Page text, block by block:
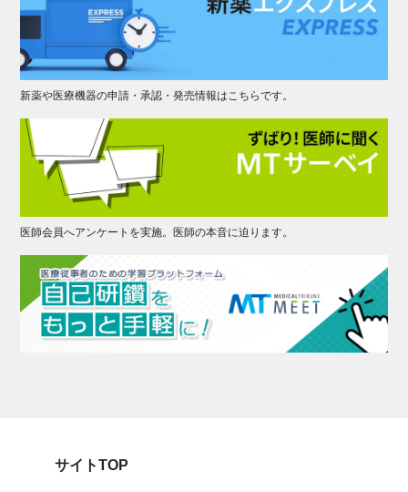
新薬や医療機器の申請・承認・発売情報はこちらです。
医師会員へアンケートを実施。医師の本音に迫ります。
サイトTOP